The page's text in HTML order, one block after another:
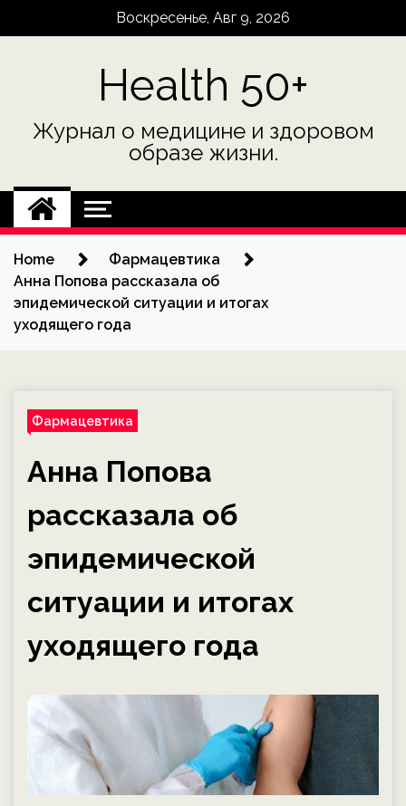
Воскресенье, Авг 9, 2026
Health 50+
Журнал о медицине и здоровом
образе жизни.
Home
Фармацевтика
Анна Попова рассказала об
эпидемической ситуации и итогах
уходящего года
Фармацевтика
Анна Попова
рассказала об
эпидемической
ситуации и итогах
уходящего года